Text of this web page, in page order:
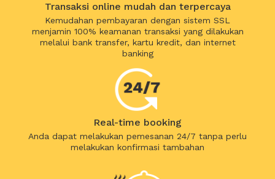
Transaksi online mudah dan terpercaya
Kemudahan pembayaran dengan sistem SSL
menjamin 100% keamanan transaksi yang dilakukan
melalui bank transfer, kartu kredit, dan internet
banking
Real-time booking
Anda dapat melakukan pemesanan 24/7 tanpa perlu
melakukan konfirmasi tambahan